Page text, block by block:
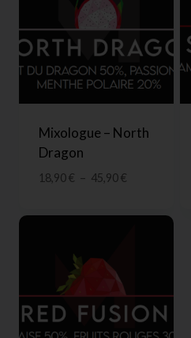
Mixologue – North
Dragon
18,90€ – 45,90€